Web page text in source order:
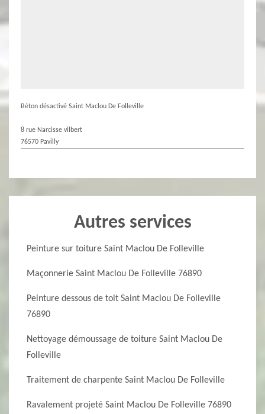
Béton désactivé Saint Maclou De Folleville
8 rue Narcisse vilbert
76570 Pavilly
Autres services
Peinture sur toiture Saint Maclou De Folleville
Maçonnerie Saint Maclou De Folleville 76890
Peinture dessous de toit Saint Maclou De Folleville
76890
Nettoyage démoussage de toiture Saint Maclou De
Folleville
Traitement de charpente Saint Maclou De Folleville
Ravalement projeté Saint Maclou De Folleville 76890